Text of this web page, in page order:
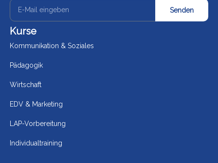
Senden
Kurse
Kommunikation & Soziales
Pädagogik
Wirtschaft
EDV & Marketing
LAP-Vorbereitung
Individualtraining